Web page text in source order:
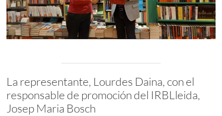
La representante, Lourdes Daina, con el
responsable de promoción del IRBLleida,
Josep Maria Bosch